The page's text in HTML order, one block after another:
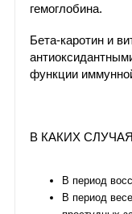
гемоглобина.
Бета-каротин и
функции
В КАКИХ
В период
В период